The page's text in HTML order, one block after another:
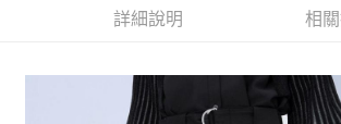
3.實際核准額度、可分期數及費用金額請依後續交易確
4.訂單成立30分鐘內，如未前往確認交易或遇審核未通
1.分期款項不併入電信帳單，「大哥付你分期」於每月
３．安心：先確認商品／服務後，再付款。
【「AFTEE先享後付」結帳流程】
每筆NT$80，滿NT$1,500(含以上)免運費
付款後 全家取貨
詳細說明 相